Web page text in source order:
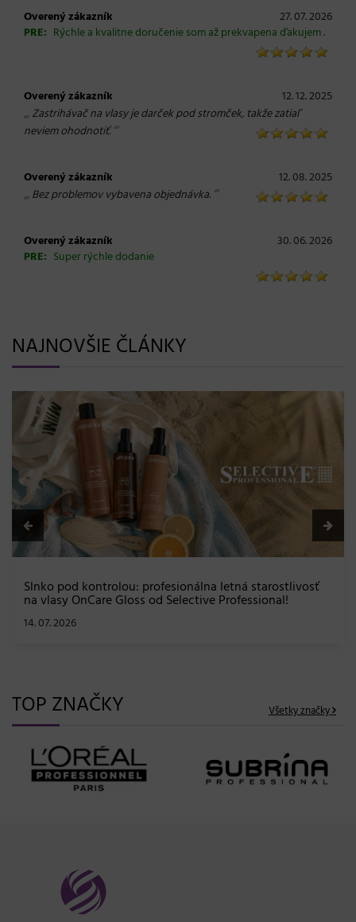
Overený zákazník
27. 07. 2026
PRE: Rýchle a kvalitne doručenie som až prekvapena ďakujem .
Overený zákazník 12. 12. 2025
„ Zastrihávač na vlasy je darček pod stromček, takže zatiaľ
neviem ohodnotiť.“
Overený zákazník 12. 08. 2025
„ Bez problemov vybavena objednávka. “
Overený zákazník
30. 06. 2026
PRE: Super rýchle dodanie
NAJNOVŠIE ČLÁNKY
Slnko pod kontrolou: profesionálna letná starostlivosť
na vlasy OnCare Gloss od Selective Professional!
14. 07. 2026
TOP ZNAČKY Všetky značky